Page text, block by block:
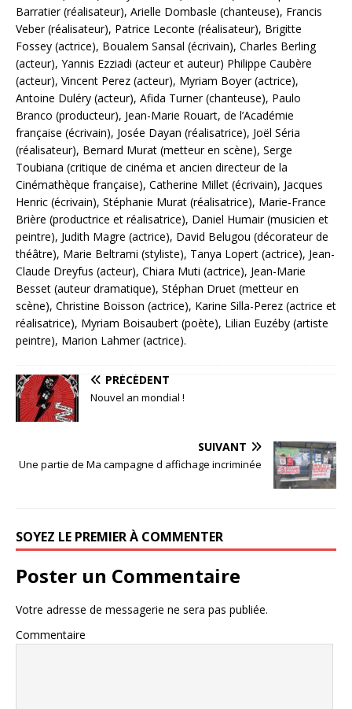
Barratier (réalisateur), Arielle Dombasle (chanteuse), Francis
Veber (réalisateur), Patrice Leconte (réalisateur), Brigitte
Fossey (actrice), Boualem Sansal (écrivain), Charles Berling
(acteur), Yannis Ezziadi (acteur et auteur) Philippe Caubère
(acteur), Vincent Perez (acteur), Myriam Boyer (actrice),
Antoine Duléry (acteur), Afida Turner (chanteuse), Paulo
Branco (producteur), Jean-Marie Rouart, de l’Académie
française (écrivain), Josée Dayan (réalisatrice), Joël Séria
(réalisateur), Bernard Murat (metteur en scène), Serge
Toubiana (critique de cinéma et ancien directeur de la
Cinémathèque française), Catherine Millet (écrivain), Jacques
Henric (écrivain), Stéphanie Murat (réalisatrice), Marie-France
Brière (productrice et réalisatrice), Daniel Humair (musicien et
peintre), Judith Magre (actrice), David Belugou (décorateur de
théâtre), Marie Beltrami (styliste), Tanya Lopert (actrice), Jean-
Claude Dreyfus (acteur), Chiara Muti (actrice), Jean-Marie
Besset (auteur dramatique), Stéphan Druet (metteur en
scène), Christine Boisson (actrice), Karine Silla-Perez (actrice et
réalisatrice), Myriam Boisaubert (poète), Lilian Euzéby (artiste
peintre), Marion Lahmer (actrice).
PRÉCÉDENT
Nouvel an mondial !
SUIVANT
Une partie de Ma campagne d affichage incriminée
SOYEZ LE PREMIER À COMMENTER
Poster un Commentaire
Votre adresse de messagerie ne sera pas publiée.
Commentaire